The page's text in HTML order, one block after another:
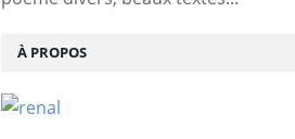
À PROPOS